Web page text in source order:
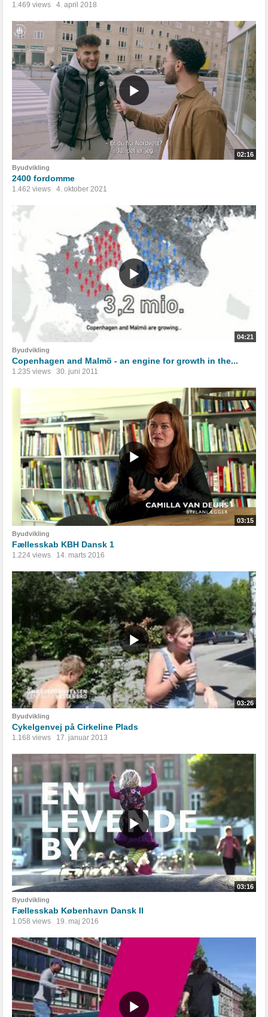
1.469 views 4. april 2018
02:16
Byudvikling
2400 fordomme
1.462 views 4. oktober 2021
04:21
Byudvikling
Copenhagen and Malmö - an engine for growth in the...
1.235 views 30. juni 2011
03:15
Byudvikling
Fællesskab KBH Dansk 1
1.224 views 14. marts 2016
03:26
Byudvikling
Cykelgenvej på Cirkeline Plads
1.168 views 17. januar 2013
03:16
Byudvikling
Fællesskab København Dansk II
1.058 views 19. maj 2016